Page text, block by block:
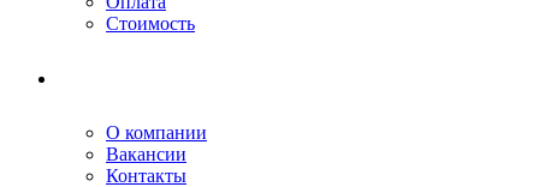
Стоимость
О компании
Вакансии
Контакты